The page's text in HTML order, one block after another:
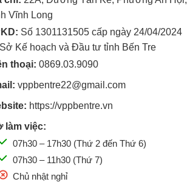
Vĩnh Long
Số 1301131505 cấp ngày 24/04/2024
Kế hoạch và Đầu tư tỉnh Bến Tre
thoại: 0869.03.9090
vppbentre22@gmail.com
https://vppbentre.vn
làm việc:
07h30 – 17h30 (Thứ 2 đến Thứ 6)
07h30 – 11h30 (Thứ 7)
Chủ nhật nghỉ